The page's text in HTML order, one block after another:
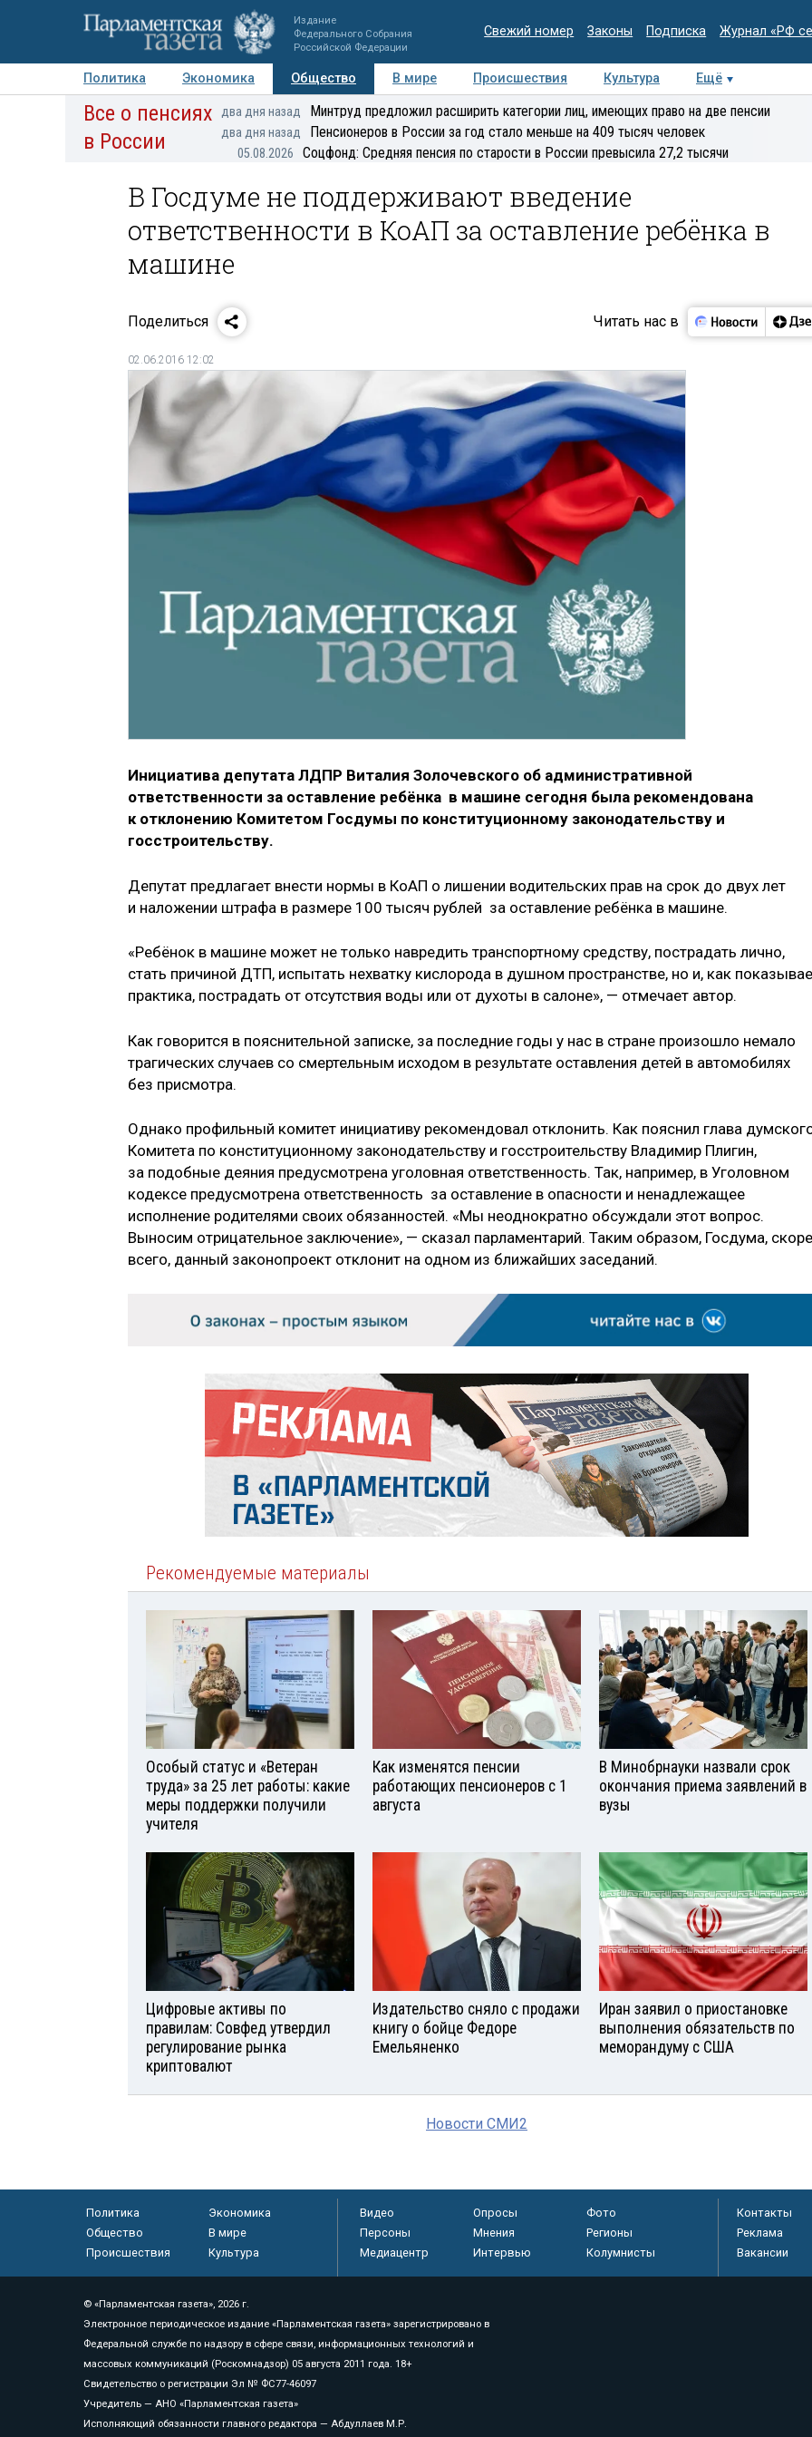
Издание
Федерального Собрания
Российской Федерации
Свежий номер Законы Подписка Журнал «РФ
Политика Экономика Общество В мире Происшествия Культура
Ещё
Авторы Персоны Мнения Регионы Медиацентр Интервью Колумнисты
Все о пенсиях
в России
два дня назад Минтруд предложил расширить категории лиц, имеющих право на две пенсии
два дня назад Пенсионеров в России за год стало меньше на 409 тысяч человек
05.08.2026 Соцфонд: Средняя пенсия по старости в России превысила 27,2 тысячи
В Госдуме не поддерживают введение
ответственности в КоАП за оставление ребёнка в
машине
Поделиться Читать нас в
02.06.2016 12:02
Инициатива депутата ЛДПР Виталия Золочевского об административной
ответственности за оставление ребёнка в машине сегодня была рекомендована
к отклонению Комитетом Госдумы по конституционному законодательству и
госстроительству.
Депутат предлагает внести нормы в КоАП о лишении водительских прав на срок до двух лет
и наложении штрафа в размере 100 тысяч рублей за оставление ребёнка в машине.
«Ребёнок в машине может не только навредить транспортному средству, пострадать лично,
стать причиной ДТП, испытать нехватку кислорода в душном пространстве, но и, как
практика, пострадать от отсутствия воды или от духоты в салоне», — отмечает автор.
Как говорится в пояснительной записке, за последние годы у нас в стране произошло немало
трагических случаев со смертельным исходом в результате оставления детей в автомобилях
без присмотра.
Однако профильный комитет инициативу рекомендовал отклонить. Как пояснил глава
Комитета по конституционному законодательству и госстроительству Владимир Плигин,
за подобные деяния предусмотрена уголовная ответственность. Так, например, в Уголовном
кодексе предусмотрена ответственность за оставление в опасности и ненадлежащее
исполнение родителями своих обязанностей. «Мы неоднократно обсуждали этот вопрос.
Выносим отрицательное заключение», — сказал парламентарий. Таким образом, Госдума,
всего, данный законопроект отклонит на одном из ближайших заседаний.
Рекомендуемые материалы
Особый статус и «Ветеран
труда» за 25 лет работы: какие
меры поддержки получили
учителя
Как изменятся пенсии
работающих пенсионеров с 1
августа
В Минобрнауки назвали срок
окончания приема заявлений в
вузы
Цифровые активы по
правилам: Совфед утвердил
регулирование рынка
криптовалют
Издательство сняло с продажи
книгу о бойце Федоре
Емельяненко
Иран заявил о приостановке
выполнения обязательств по
меморандуму с США
Новости СМИ2
Политика
Экономика
Общество
В мире
Происшествия
Культура
Видео Опросы
Фото
Персоны
Мнения
Регионы
Медиацентр
Интервью Колумнисты
Контакты
Реклама
Вакансии
© «Парламентская газета», 2026 г.
Электронное периодическое издание «Парламентская газета» зарегистрировано в
Федеральной службе по надзору в сфере связи, информационных технологий и
массовых коммуникаций (Роскомнадзор) 05 августа 2011 года. 18+
Свидетельство о регистрации Эл № ФС77-46097
Учредитель — АНО «Парламентская газета»
Исполняющий обязанности главного редактора — Абдуллаев М.Р.